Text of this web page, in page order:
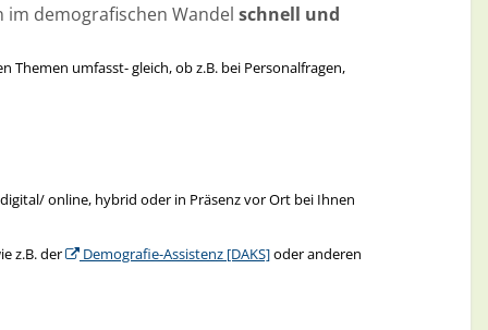
und Drop-off (Wirkungsabnahme
ablegen.“
demografischen Wandel schnell und
umfasst- gleich, ob z.B. bei Personalfragen,
online, hybrid oder in Präsenz vor Ort bei Ihnen
z.B. der Demografie-Assistenz [DAKS]oder anderen